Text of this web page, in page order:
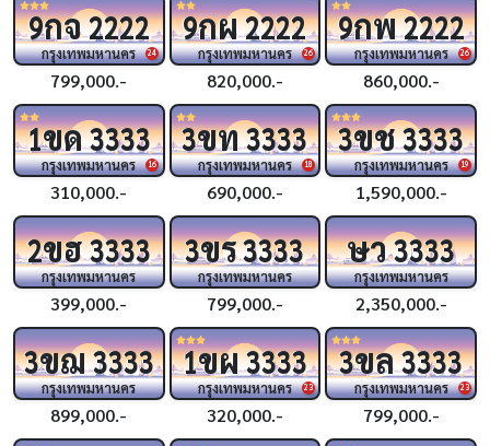
24
9กจ2222
กรุงเทพมหานคร
799,000.-
26
9กผ2222
กรุงเทพมหานคร
820,000.-
26
9กพ2222
กรุงเทพมหานคร
860,000.-
16
1ขด3333
กรุงเทพมหานคร
310,000.-
18
3ขท3333
กรุงเทพมหานคร
690,000.-
19
3ขช3333
กรุงเทพมหานคร
1,590,000.-
2ขฮ3333
กรุงเทพมหานคร
399,000.-
3ขร3333
กรุงเทพมหานคร
799,000.-
ษว3333
กรุงเทพมหานคร
2,350,000.-
3ขฌ3333
กรุงเทพมหานคร
899,000.-
23
1ขผ3333
กรุงเทพมหานคร
320,000.-
23
3ขล3333
กรุงเทพมหานคร
799,000.-